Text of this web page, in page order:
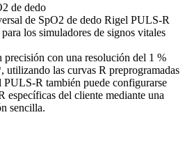
de dedo
de SpO2 de dedo Rigel PULS-R
los simuladores de signos vitales
precisión con una resolución del 1 %
utilizando las curvas R preprogramadas
PULS-R también puede configurarse
específicas del cliente mediante una
sencilla.